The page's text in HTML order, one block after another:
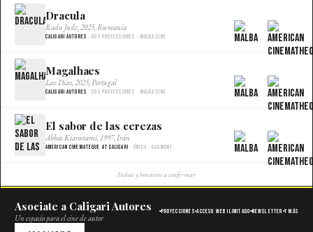
Dracula
Radu Jude, 2025, Rumania
Caligari Autores · Dos proyecciones · Malba Cine
×
Magalhaes
Lav Diaz, 2025, Portugal
Caligari Autores · Dos proyecciones · Malba Cine
×
El sabor de las cerezas
Abbas Kiarostami, 1997, Irán
American Cinemateque at Caligari · Única · Gaumont
×
Fechas y horarios a confirmar
Asociate a Caligari Autores
Un espacio para el cine de autor
Proyecciones Acceso web ilimitado Newsletter Y más